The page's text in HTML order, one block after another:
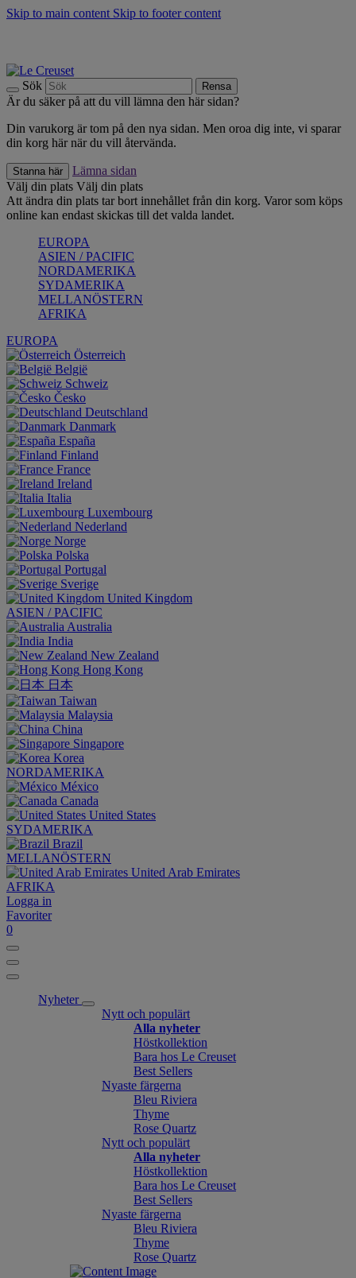
Skip to main content Skip to footer content
Sök Rensa
Är du säker på att du vill lämna den här sidan?
Din varukorg är tom på den nya sidan. Men oroa dig inte, vi sparar
din korg här när du vill återvända.
Stanna här
Lämna sidan
Välj din plats Välj din plats
Att ändra din plats tar bort innehållet från din korg. Varor som köps
online kan endast skickas till det valda landet.
EUROPA
ASIEN / PACIFIC
NORDAMERIKA
SYDAMERIKA
MELLANÖSTERN
AFRIKA
EUROPA
Österreich
België
Schweiz
Česko
Deutschland
Danmark
España
Finland
France
Ireland
Italia
Luxembourg
Nederland
Norge
Polska
Portugal
Sverige
United Kingdom
ASIEN / PACIFIC
Australia
India
New Zealand
Hong Kong
日本
Taiwan
Malaysia
China
Singapore
Korea
NORDAMERIKA
México
Canada
United States
SYDAMERIKA
Brazil
MELLANÖSTERN
United Arab Emirates
AFRIKA
Logga in
Favoriter
0
Nyheter
Nytt och populärt
Alla nyheter
Höstkollektion
Bara hos Le Creuset
Best Sellers
Nyaste färgerna
Bleu Riviera
Thyme
Rose Quartz
Nytt och populärt
Alla nyheter
Höstkollektion
Bara hos Le Creuset
Best Sellers
Nyaste färgerna
Bleu Riviera
Thyme
Rose Quartz